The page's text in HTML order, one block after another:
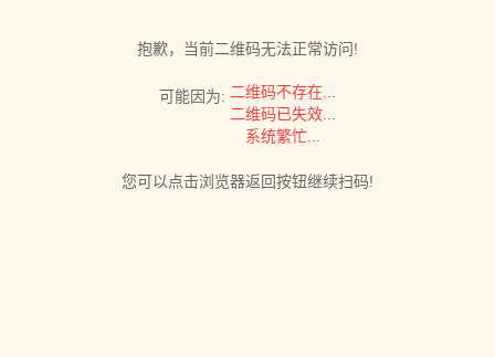
抱歉，当前二维码无法正常访问!
可能因为: 二维码不存在...
二维码已失效...
系统繁忙...
您可以点击浏览器返回按钮继续扫码!